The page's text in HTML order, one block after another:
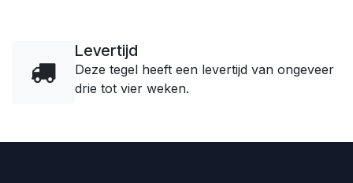
Levertijd
Deze tegel heeft een levertijd van ongeveer
drie tot vier weken.